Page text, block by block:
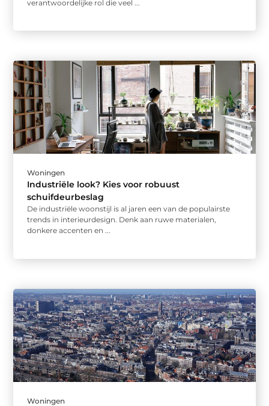
verantwoordelijke rol die veel ...
Woningen
Industriële look? Kies voor robuust
schuifdeurbeslag
De industriële woonstijl is al jaren een van de populairste
trends in interieurdesign. Denk aan ruwe materialen,
donkere accenten en ...
Woningen